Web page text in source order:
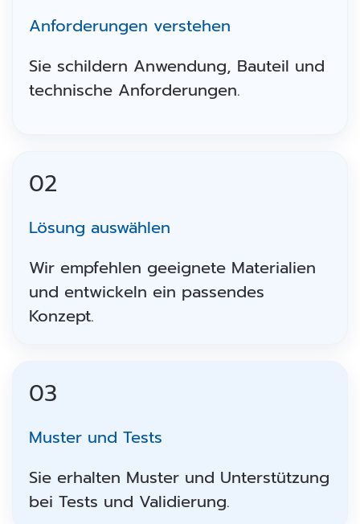
Anforderungen verstehen
Sie schildern Anwendung, Bauteil und
technische Anforderungen.
02
Lösung auswählen
Wir empfehlen geeignete Materialien
und entwickeln ein passendes
Konzept.
03
Muster und Tests
Sie erhalten Muster und Unterstützung
bei Tests und Validierung.